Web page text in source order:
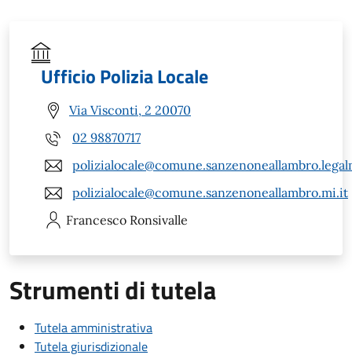
Ufficio Polizia Locale
Via Visconti, 2 20070
02 98870717
polizialocale@comune.sanzenoneallambro.mi.it
Francesco Ronsivalle
Strumenti di tutela
Tutela amministrativa
Tutela giurisdizionale